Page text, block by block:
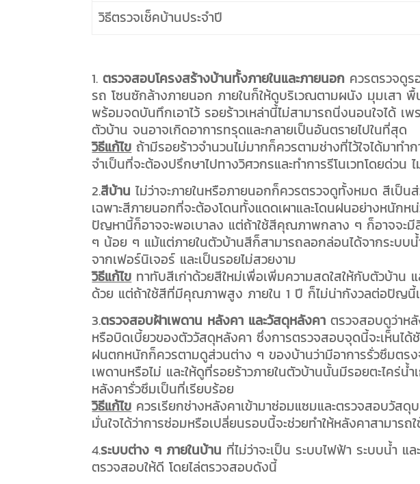
วิธีตรวจเช็คบ้านประจำปี
1.ตรวจสอบโครงสร้างบ้านทั้งภายในและภายนอก ควรตรวจดู
รถ โซนซักล้างภายนอก ภายในก็ให้ดูบริเวณตามผนัง มุมเสา
พร้อมจดบันทึกเอาไว้ รอยร้าวเหล่านี้ไม่สามารถนิ่งนอนใจได้ เพ
ตัวบ้าน จนอาจเกิดอาการทรุดและกลายเป็นอันตรายไปในที่สุด
วิธีแก้ไข ถ้ามีรอยร้าวจำนวนไม่มากก็ควรตามช่างที่ไว้ใจได้มาท
จำเป็นที่จะต้องปรึกษาไปทางวิศวกรและทำการรีโนเวทโดยด่วน
2.สีบ้านไม่ว่าจะภายในหรือภายนอกก็ควรตรวจดูทั้งหมด สีเป็
เฉพาะสีภายนอกที่จะต้องโดนทั้งแดดเผาและโดนฝนอย่างหนั
ปัญหานี้ก็อาจจะพอเบาลง แต่ถ้าใช้สีคุณภาพกลาง ๆ ก็อาจจะ
ๆ น้อย ๆ แม้แต่ภายในตัวบ้านสีก็สามารถลอกล่อนได้จากระบบ
จากเฟอร์นิเจอร์ และเป็นรอยไม่สวยงาม
วิธีแก้ไข ทาทับสีเก่าด้วยสีใหม่เพื่อเพิ่มความสดใสให้กับตัวบ้าน
ด้วย แต่ถ้าใช้สีที่มีคุณภาพสูง ภายใน 1 ปี ก็ไม่น่ากังวลต่อปัญนี้
3.ตรวจสอบฝ้าเพดาน หลังคา และวัสดุหลังคาตรวจสอบดูว่าห
หรือบิดเบี้ยวของตัววัสดุหลังคา ซึ่งการตรวจสอบจุดนี้จะเห็นได้
ฝนตกหนักก็ควรตามดูส่วนต่าง ๆ ของบ้านว่ามีอาการรั่วซึมตร
เพดานหรือไม่ และให้ดูที่รอยร้าวภายในตัวบ้านนั้นมีรอยตะไคร่น้
หลังคารั่วซึมเป็นที่เรียบร้อย
วิธีแก้ไข ควรเรียกช่างหลังคาเข้ามาซ่อมแซมและตรวจสอบวัส
มั่นใจได้ว่าการซ่อมหรือเปลี่ยนรอบนี้จะช่วยทำให้หลังคาสามาร
4.ระบบต่าง ๆ ภายในบ้าน ที่ไม่ว่าจะเป็น ระบบไฟฟ้า ระบบน้ำ แ
ตรวจสอบให้ดี โดยไล่ตรวจสอบดังนี้